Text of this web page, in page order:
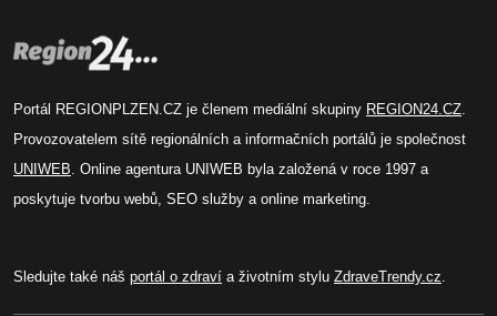
Portál REGIONPLZEN.CZ je členem mediální skupiny REGION24.CZ
Provozovatelem sítě regionálních a informačních portálů je společnost
UNIWEB . Online agentura UNIWEB byla založená v roce 1997 a
poskytuje tvorbu webů, SEO služby a online marketing.
Sledujte také náš portál o zdraví a životním stylu ZdraveTrendy.cz